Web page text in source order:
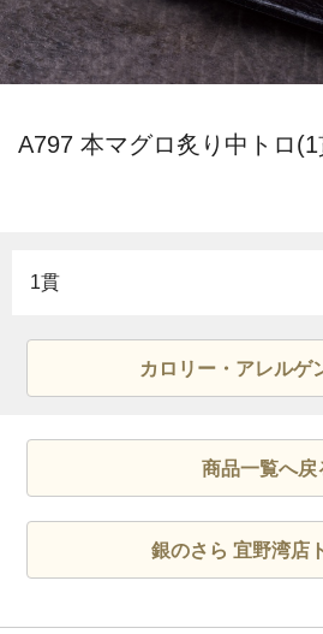
A797 本マグロ炙り中トロ(1
1貫
カロリー・アレルゲ
商品一覧へ戻
銀のさら 宜野湾店